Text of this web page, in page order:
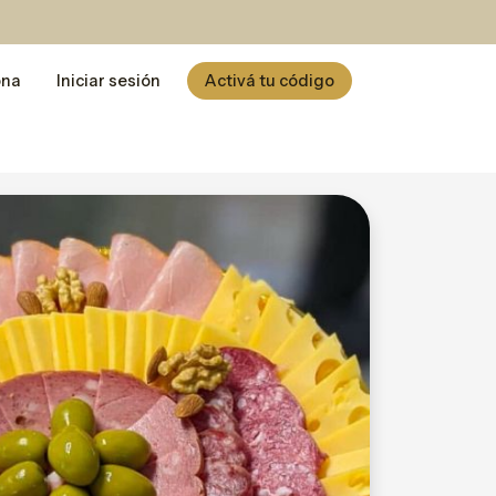
Iniciar sesión Activá tu código